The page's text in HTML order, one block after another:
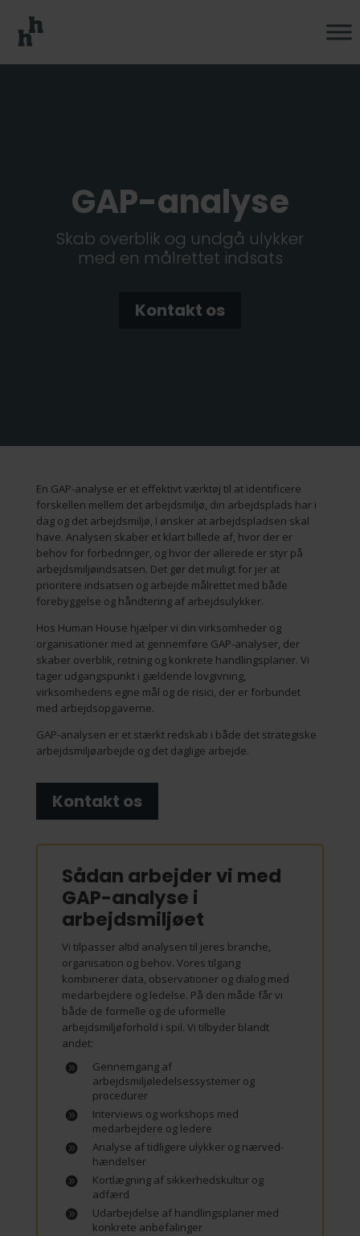
GAP-analyse
Skab overblik og undgå ulykker
med en målrettet indsats
Kontakt os
En GAP-analyse er et effektivt værktøj til at identificere
forskellen mellem det arbejdsmiljø, din arbejdsplads har i
dag og det arbejdsmiljø, I ønsker at arbejdspladsen skal
have. Analysen skaber et klart billede af, hvor der er
behov for forbedringer, og hvor der allerede er styr på
arbejdsmiljøindsatsen. Det gør det muligt for jer at
prioritere indsatsen og arbejde målrettet med både
forebyggelse og håndtering af arbejdsulykker.
Hos Human House hjælper vi din virksomheder og
organisationer med at gennemføre GAP-analyser, der
skaber overblik, retning og konkrete handlingsplaner. Vi
tager udgangspunkt i gældende lovgivning,
virksomhedens egne mål og de risici, der er forbundet
med arbejdsopgaverne.
GAP-analysen er et stærkt redskab i både det strategiske
arbejdsmiljøarbejde og det daglige arbejde.
Kontakt os
Sådan arbejder vi med
GAP-analyse i
arbejdsmiljøet
Vi tilpasser altid analysen til jeres branche,
organisation og behov. Vores tilgang
kombinerer data, observationer og dialog med
medarbejdere og ledelse. På den måde får vi
både de formelle og de uformelle
arbejdsmiljøforhold i spil. Vi tilbyder blandt
andet:
Gennemgang af
arbejdsmiljøledelsessystemer og
procedurer
Interviews og workshops med
medarbejdere og ledere
Analyse af tidligere ulykker og nærved-
hændelser
Kortlægning af sikkerhedskultur og
adfærd
Udarbejdelse af handlingsplaner med
konkrete anbefalinger